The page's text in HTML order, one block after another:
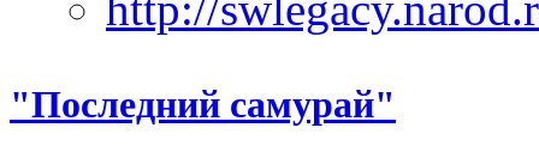
"Последний самурай"